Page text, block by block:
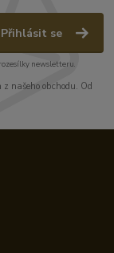
Přihlásit se
newsletteru.
našeho obchodu. Od